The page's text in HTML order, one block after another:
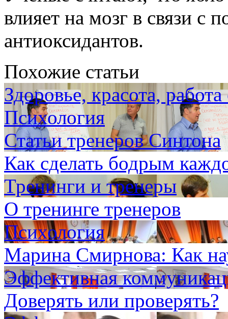
влияет на мозг в связи
антиоксидантов.
Похожие статьи
Здоровье, красота,
Психология
Статьи тренеров Синтона
Как сделать бодрым
Тренинги и тренеры
О тренинге тренеров
Психология
Марина Смирнова: Как
Эффективная
Доверять или проверять?